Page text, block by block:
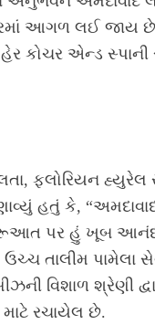
આગળ લઈ જાય
કોચર એન્ડ
ફ્લોરિયન હ્યુરેલ
હતું કે,
પર હું ખૂબ
તાલીમ પામેલા
વિશાળ શ્રેણી
રચાયેલ છે.